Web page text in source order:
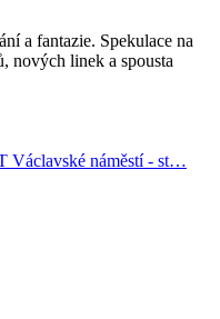
a fantazie. Spekulace na
nových linek a spousta
Václavské náměstí - st…